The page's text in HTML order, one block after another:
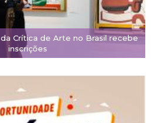
Crítica de Arte no Brasil recebe
inscrições